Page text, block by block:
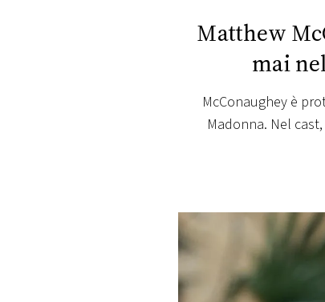
RADIO
RADIO
FOTO
CONCORSI
Matthew
mai
McConaughey è
Madonna. Nel